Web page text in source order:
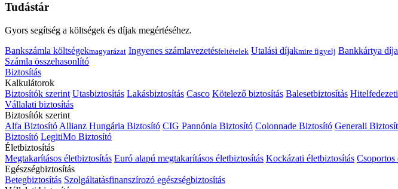
Tudástár
Gyors segítség a költségek és díjak megértéséhez.
Bankszámla költségekmagyarázat Ingyenes számlavezetésfeltételek Utalási díjakmire figyelj Bankkártya
Számla összehasonlító
Biztosítás
Kalkulátorok
Biztosítók szerint Utasbiztosítás Lakásbiztosítás Casco Kötelező biztosítás Balesetbiztosítás
Vállalati biztosítás
Biztosítók szerint
Alfa Biztosító Allianz Hungária Biztosító CIG Pannónia Biztosító Colonnade Biztosító Generali
Biztosító LegitiMo Biztosító
Életbiztosítás
Megtakarításos életbiztosítás Euró alapú megtakarításos életbiztosítás Kockázati életbiztosítás Csoportos
Egészségbiztosítás
Betegbiztosítás Szolgáltatásfinanszírozó egészségbiztosítás